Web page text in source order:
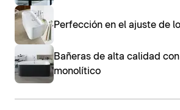
Perfección en el ajuste de
Bañeras de alta calidad
monolítico